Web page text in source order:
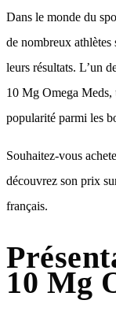
Dans le monde du
de nombreux athlètes
leurs résultats. L’un
10 Mg Omega Meds,
popularité parmi les
Souhaitez-vous
découvrez son prix
français.
10 Mg